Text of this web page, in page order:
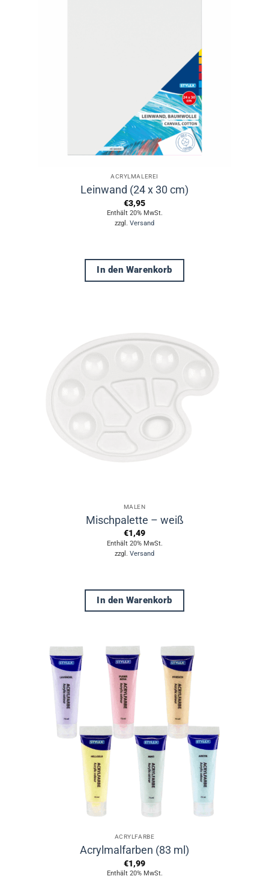
Produktseite
gewählt
werden
ACRYLMALEREI
Leinwand (24 x 30 cm)
€3,95
Enthält 20% MwSt.
zzgl. Versand
In den Warenkorb
MALEN
Mischpalette – weiß
€1,49
Enthält 20% MwSt.
zzgl. Versand
In den Warenkorb
ACRYLFARBE
Acrylmalfarben (83 ml)
€1,99
Enthält 20% MwSt.